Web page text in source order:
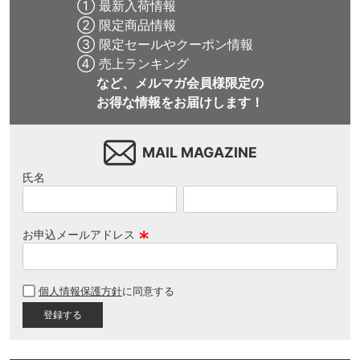
① 最新入荷情報
② 限定商品情報
③ 限定セールやクーポン情報
④ 売上ランキング
など、メルマガ会員様限定の
お得な情報をお届けします！
MAIL MAGAZINE
氏名
お申込メールアドレス
須
個人情報保護方針に同意する